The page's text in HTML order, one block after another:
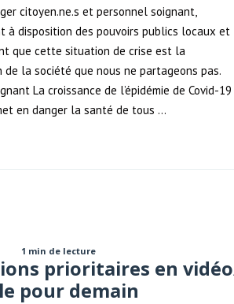
citoyen.ne.s et personnel soignant,
à disposition des pouvoirs publics locaux et
que cette situation de crise est la
de la société que nous ne partageons pas.
La croissance de l’épidémie de Covid-19
en danger la santé de tous …
1 min de lecture
prioritaires en
pour demain